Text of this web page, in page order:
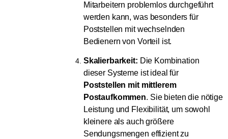
Mitarbeitern problemlos durchgeführt
werden kann, was besonders für
Poststellen mit wechselnden
Bedienern von Vorteil ist.
Skalierbarkeit: Die Kombination
dieser Systeme ist ideal für
Poststellen mit mittlerem
Postaufkommen. Sie bieten die nötige
Leistung und Flexibilität, um sowohl
kleinere als auch größere
Sendungsmengen effizient zu